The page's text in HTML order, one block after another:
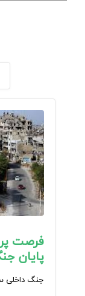
فرصت
پایان
جنگ داخلی سوریه که در